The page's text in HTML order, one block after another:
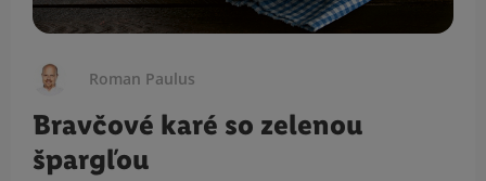
Roman Paulus
Bravčové karé so zelenou
špargľou